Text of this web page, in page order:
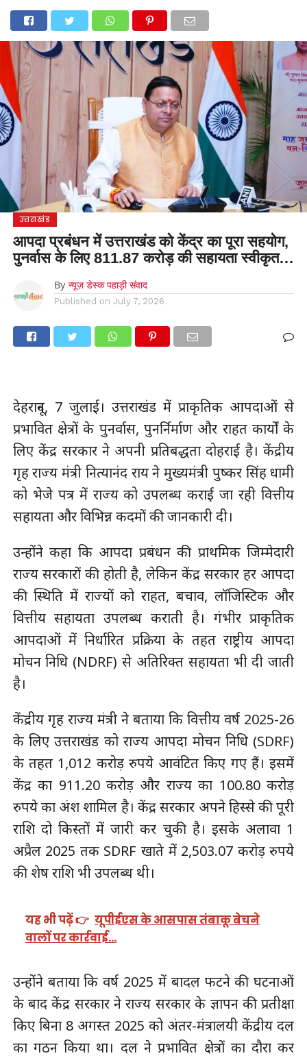
उत्तराखंडअल्मोड़ा उत्तरकाशीउधम सिंह नगर चंपावत चमोली
टिहरी गढ़वाल
देहरादून नैनीताल पिथौरागढ़ पौड़ी गढ़वालबागेश्वररुद्रप्रयाग हरिद्वार देश दुनिया
मनोरंजन
उत्तराखंड
आपदा प्रबंधन में उत्तराखंड को केंद्र का पूरा सहयोग,
पुनर्वास के लिए 811.87 करोड़ की सहायता स्वीकृत…
By न्यूज़ डेस्क पहाड़ी संवाद
Published on July 7, 2026
देहरादून, 7 जुलाई। उत्तराखंड में प्राकृतिक आपदाओं से
प्रभावित क्षेत्रों के पुनर्वास, पुनर्निर्माण और राहत कार्यों के
लिए केंद्र सरकार ने अपनी प्रतिबद्धता दोहराई है। केंद्रीय
गृह राज्य मंत्री नित्यानंद राय ने मुख्यमंत्री पुष्कर सिंह धामी
को भेजे पत्र में राज्य को उपलब्ध कराई जा रही वित्तीय
सहायता और विभिन्न कदमों की जानकारी दी।
उन्होंने कहा कि आपदा प्रबंधन की प्राथमिक जिम्मेदारी
राज्य सरकारों की होती है, लेकिन केंद्र सरकार हर आपदा
की स्थिति में राज्यों को राहत, बचाव, लॉजिस्टिक और
वित्तीय सहायता उपलब्ध कराती है। गंभीर प्राकृतिक
आपदाओं में निर्धारित प्रक्रिया के तहत राष्ट्रीय आपदा
मोचन निधि (NDRF) से अतिरिक्त सहायता भी दी जाती
है।
केंद्रीय गृह राज्य मंत्री ने बताया कि वित्तीय वर्ष 2025-26
के लिए उत्तराखंड को राज्य आपदा मोचन निधि (SDRF)
के तहत 1,012 करोड़ रुपये आवंटित किए गए हैं। इसमें
केंद्र का 911.20 करोड़ और राज्य का 100.80 करोड़
रुपये का अंश शामिल है। केंद्र सरकार अपने हिस्से की पूरी
राशि दो किस्तों में जारी कर चुकी है। इसके अलावा 1
अप्रैल 2025 तक SDRF खाते में 2,503.07 करोड़ रुपये
की शेष राशि भी उपलब्ध थी।
यह भी पढ़ें 👉 यूपीईएस के आसपास तंबाकू बेचने
वालों पर कार्रवाई…
उन्होंने बताया कि वर्ष 2025 में बादल फटने की घटनाओं
के बाद केंद्र सरकार ने राज्य सरकार के ज्ञापन की प्रतीक्षा
किए बिना 8 अगस्त 2025 को अंतर-मंत्रालयी केंद्रीय दल
का गठन किया था। दल ने प्रभावित क्षेत्रों का दौरा कर